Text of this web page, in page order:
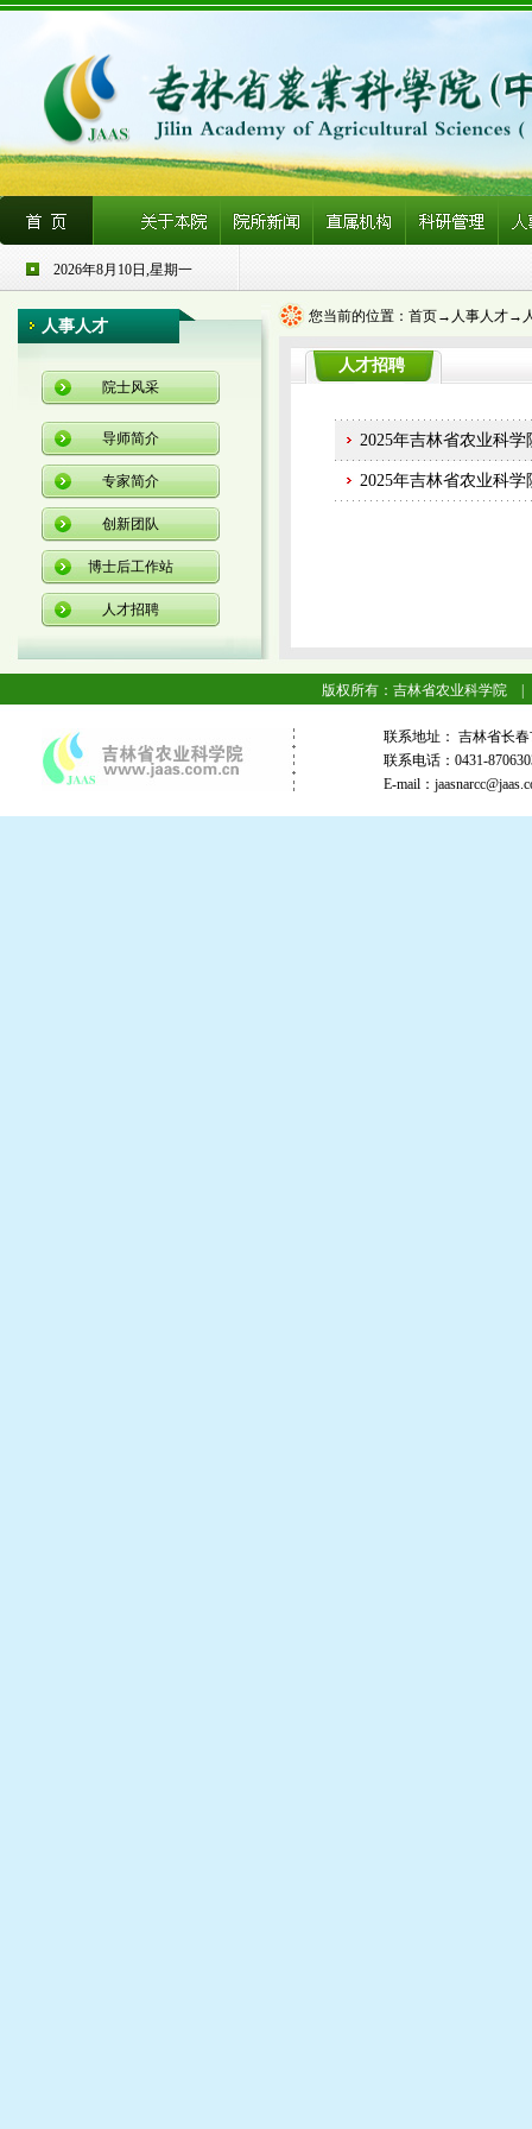
2026年8月10日,星期一
人事人才
院士风采
导师简介
专家简介
创新团队
博士后工作站
人才招聘
您当前的位置： 首页→ 人事人才→
人才招聘
2025年吉林省农业科
2025年吉林省农业科
版权所有：吉林省农业科学院 |
联系地址： 吉林省
联系电话：0431-
E-mail：